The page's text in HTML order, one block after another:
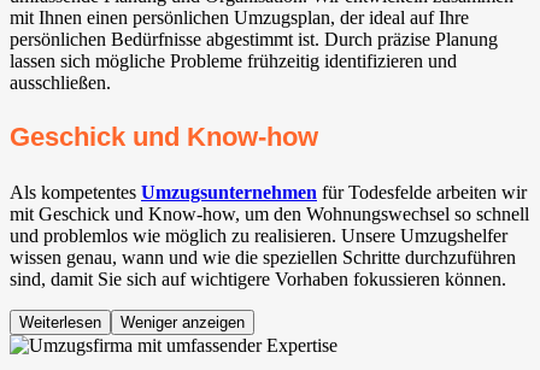
mit Ihnen einen persönlichen Umzugsplan, der ideal auf Ihre
persönlichen Bedürfnisse abgestimmt ist. Durch präzise Planung
lassen sich mögliche Probleme frühzeitig identifizieren und
ausschließen.
Geschick und Know-how
Als kompetentes Umzugsunternehmen für Todesfelde arbeiten wir
mit Geschick und Know-how, um den Wohnungswechsel so schnell
und problemlos wie möglich zu realisieren. Unsere Umzugshelfer
wissen genau, wann und wie die speziellen Schritte durchzuführen
sind, damit Sie sich auf wichtigere Vorhaben fokussieren können.
Weiterlesen Weniger anzeigen